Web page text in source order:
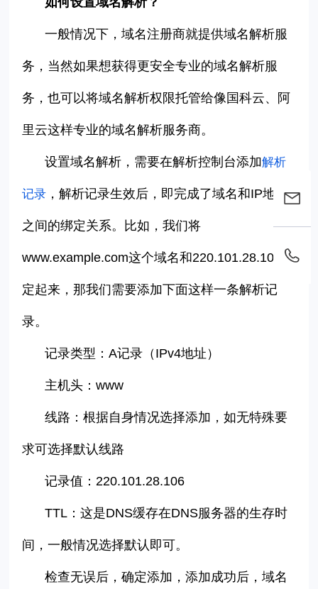
一般情况下，域名注册商就提供域名解析服
务，当然如果想获得更安全专业的域名解析服
务，也可以将域名解析权限托管给像国科云、阿
里云这样专业的域名解析服务商。
设置域名解析，需要在解析控制台添加解析
记录 ，解析记录生效后，即完成了域名和IP地址
之间的绑定关系。比如，我们将
www.example.com这个域名和220.101.28.106 绑
定起来，那我们需要添加下面这样一条解析记
录。
记录类型：A记录（ IPv4地址）
主机头：www
线路：根据自身情况选择添加，如无特殊要
求可选择默认线路
记录值：220.101.28.106
TTL ：这是DNS缓存在DNS服务器的生存时
间，一般情况选择默认即可。
检查无误后，确定添加，添加成功后，域名